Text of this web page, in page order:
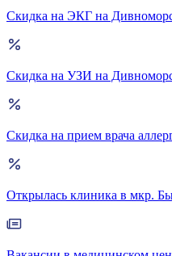
Скидка на ЭКГ на
Скидка на УЗИ на
Скидка на прием врача
Открылась клиника в мкр.